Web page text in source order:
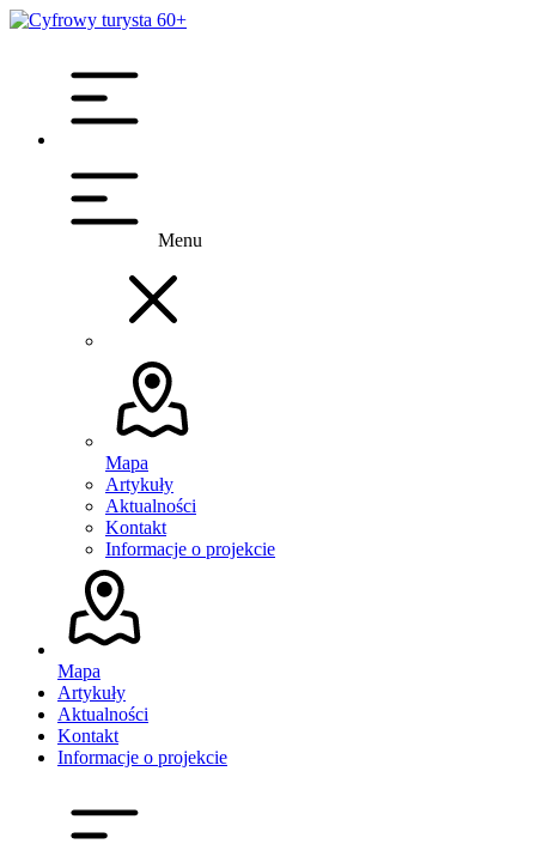
Menu
Mapa
Artykuły
Aktualności
Kontakt
Informacje o projekcie
Mapa
Artykuły
Aktualności
Kontakt
Informacje o projekcie